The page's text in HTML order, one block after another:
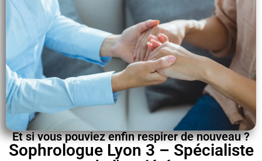
Et si vous pouviez enfin respirer de nouveau ?
Sophrologue Lyon 3 – Spécialiste